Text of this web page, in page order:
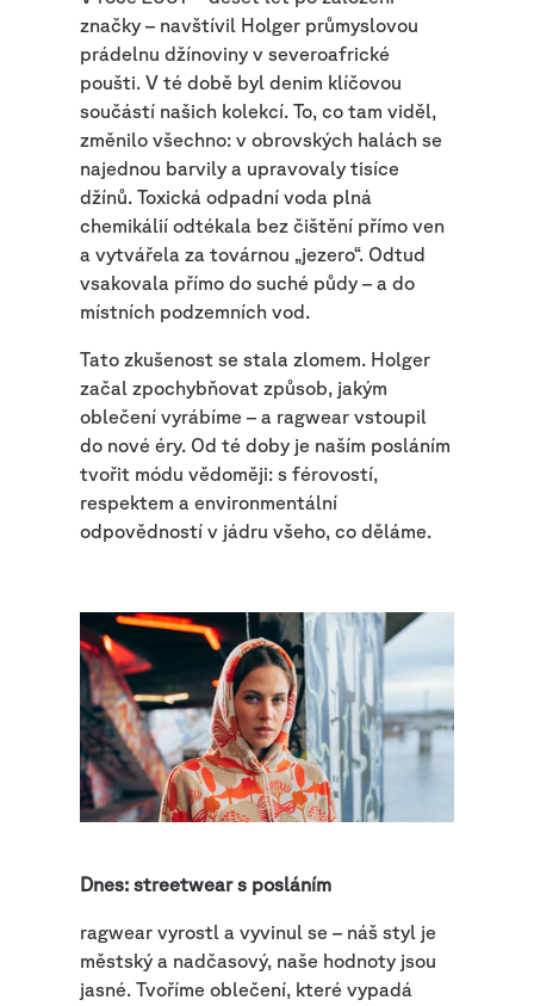
značky – navštívil Holger průmyslovou
prádelnu džínoviny v severoafrické
poušti. V té době byl denim klíčovou
součástí našich kolekcí. To, co tam viděl,
změnilo všechno: v obrovských halách se
najednou barvily a upravovaly tisíce
džínů. Toxická odpadní voda plná
chemikálií odtékala bez čištění přímo ven
a vytvářela za továrnou „jezero“. Odtud
vsakovala přímo do suché půdy – a do
místních podzemních vod.
Tato zkušenost se stala zlomem. Holger
začal zpochybňovat způsob, jakým
oblečení vyrábíme – a ragwear vstoupil
do nové éry. Od té doby je naším posláním
tvořit módu vědoměji: s férovostí,
respektem a environmentální
odpovědností v jádru všeho, co děláme.
Dnes: streetwear s posláním
ragwear vyrostl a vyvinul se – náš styl je
městský a nadčasový, naše hodnoty jsou
jasné. Tvoříme oblečení, které vypadá